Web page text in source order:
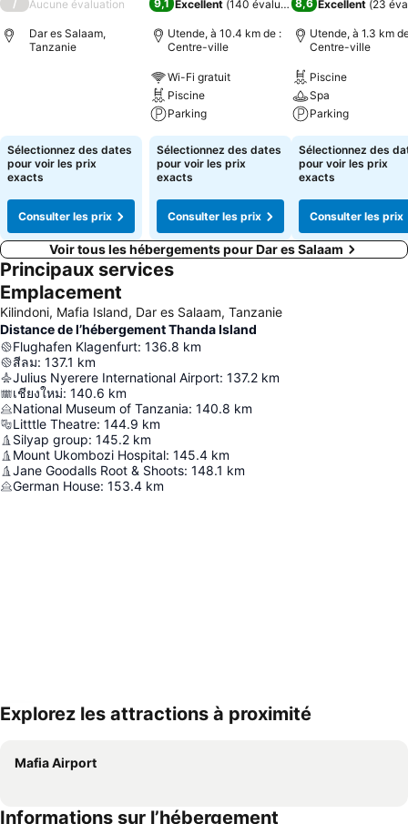
/ Aucune évaluation
Dar es Salaam,
Tanzanie
Sélectionnez des dates
pour voir les prix
exacts
Consulter les prix
9,1 Excellent (140 évaluations)
Utende, à 10.4 km de :
Centre-ville
Wi-Fi gratuit
Piscine
Parking
Sélectionnez des dates
pour voir les prix
exacts
Consulter les prix
8,6 Excellent (23
Utende, à 1.3 km
Centre-ville
Piscine
Spa
Parking
Sélectionnez des
pour voir les prix
exacts
Consulter les prix
Voir tous les hébergements pour Dar es Salaam
Principaux services
Emplacement
Kilindoni, Mafia Island, Dar es Salaam, Tanzanie
Distance de l’hébergement Thanda Island
Flughafen Klagenfurt: 136.8 km
สีลม: 137.1 km
Julius Nyerere International Airport: 137.2 km
เชียงใหม่: 140.6 km
National Museum of Tanzania: 140.8 km
Litttle Theatre: 144.9 km
Silyap group: 145.2 km
Mount Ukombozi Hospital: 145.4 km
Jane Goodalls Root & Shoots: 148.1 km
German House: 153.4 km
Explorez les attractions à proximité
Mafia Airport
Informations sur l’hébergement